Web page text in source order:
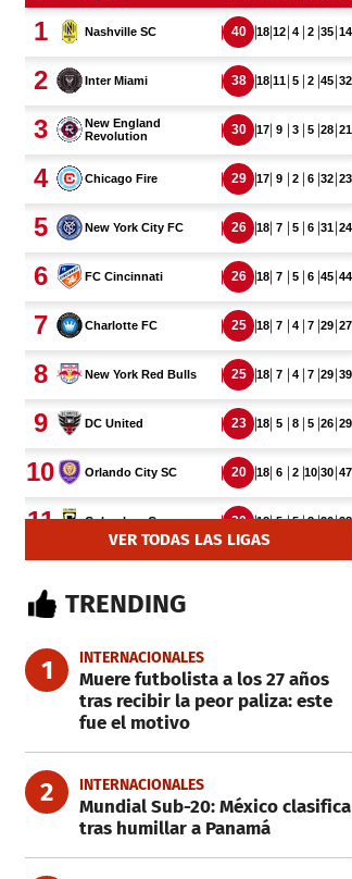
VER TODAS LAS LIGAS
TRENDING
1 INTERNACIONALES
Muere futbolista a los 27 años
tras recibir la peor paliza: este
fue el motivo
2 INTERNACIONALES
Mundial Sub-20: México clasifica
tras humillar a Panamá